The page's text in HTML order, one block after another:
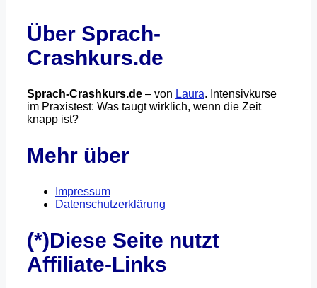
Über Sprach-
Crashkurs.de
Sprach-Crashkurs.de – von Laura. Intensivkurse
im Praxistest: Was taugt wirklich, wenn die Zeit
knapp ist?
Mehr über
Impressum
Datenschutzerklärung
(*)Diese Seite nutzt
Affiliate-Links